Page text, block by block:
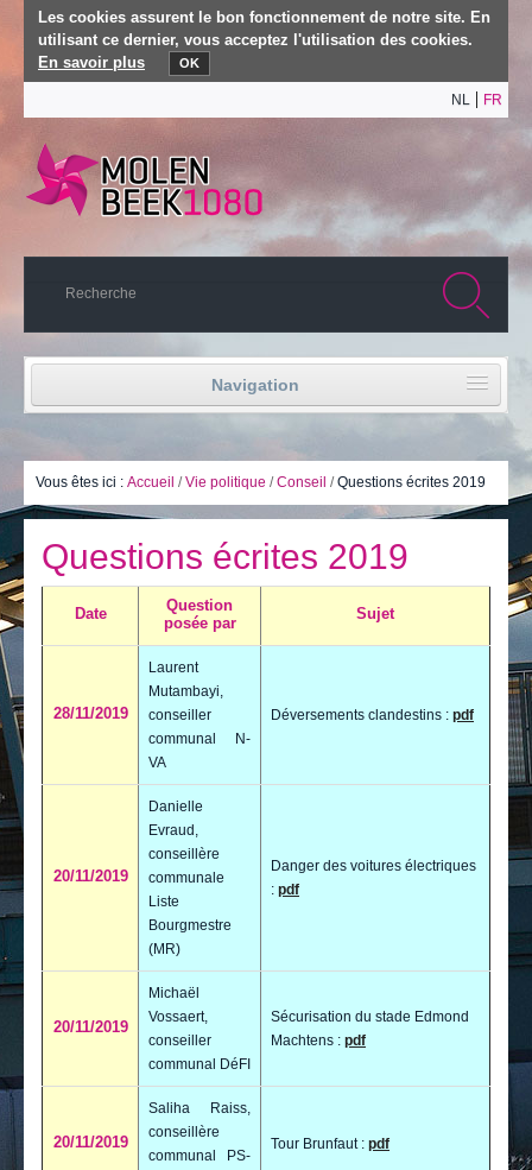
Les cookies assurent le bon fonctionnement de notre site. En
utilisant ce dernier, vous acceptez l'utilisation des cookies.
En savoir plus
OK
NL FR
Navigation
Vie politique
Je visite
Publications
Actualités
E-guichet / Prendre RDV
Actualités
Vous êtes ici : Accueil /Vie politique /Conseil /Questions écrites 2019
Questions écrites 2019
Date
Question
posée par
Sujet
28/11/2019
Laurent
Mutambayi,
conseiller
communal N-
VA
Déversements clandestins : pdf
20/11/2019
Danielle
Evraud,
conseillère
communale
Liste
Bourgmestre
(MR)
Danger des voitures électriques
: pdf
20/11/2019
Michaël
Vossaert,
conseiller
communal DéFI
Sécurisation du stade Edmond
Machtens : pdf
20/11/2019
Saliha Raiss,
conseillère
communal PS-
Tour Brunfaut : pdf